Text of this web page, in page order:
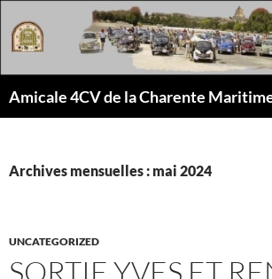
au
contenu
Amicale 4CV de la Charente
Archives mensuelles : mai 2024
UNCATEGORIZED
SORTIE YVES ET